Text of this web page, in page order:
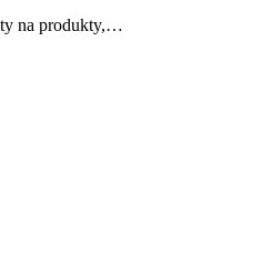
na produkty,…